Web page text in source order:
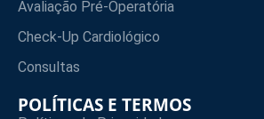
Avaliação Pré-Operatória
Check-Up Cardiológico
Consultas
POLÍTICAS E TERMOS